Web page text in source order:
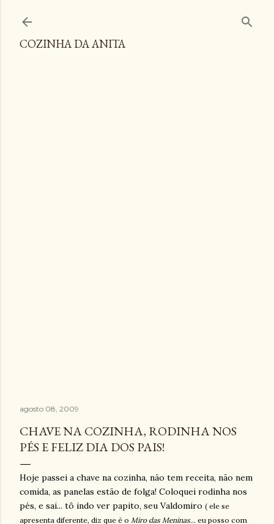
COZINHA DA ANITA
agosto 08, 2009
CHAVE NA COZINHA, RODINHA NOS
PÉS E FELIZ DIA DOS PAIS!
Hoje passei a chave na cozinha, não tem receita, não nem
comida, as panelas estão de folga! Coloquei rodinha nos
pés, e sai... tô indo ver papito, seu Valdomiro ( ele se
apresenta diferente, diz que é o Miro das Meninas... eu posso com